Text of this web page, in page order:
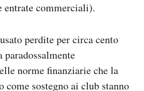
commerciali).
perdite per circa cento
norme finanziarie che la
come sostegno ai club stanno